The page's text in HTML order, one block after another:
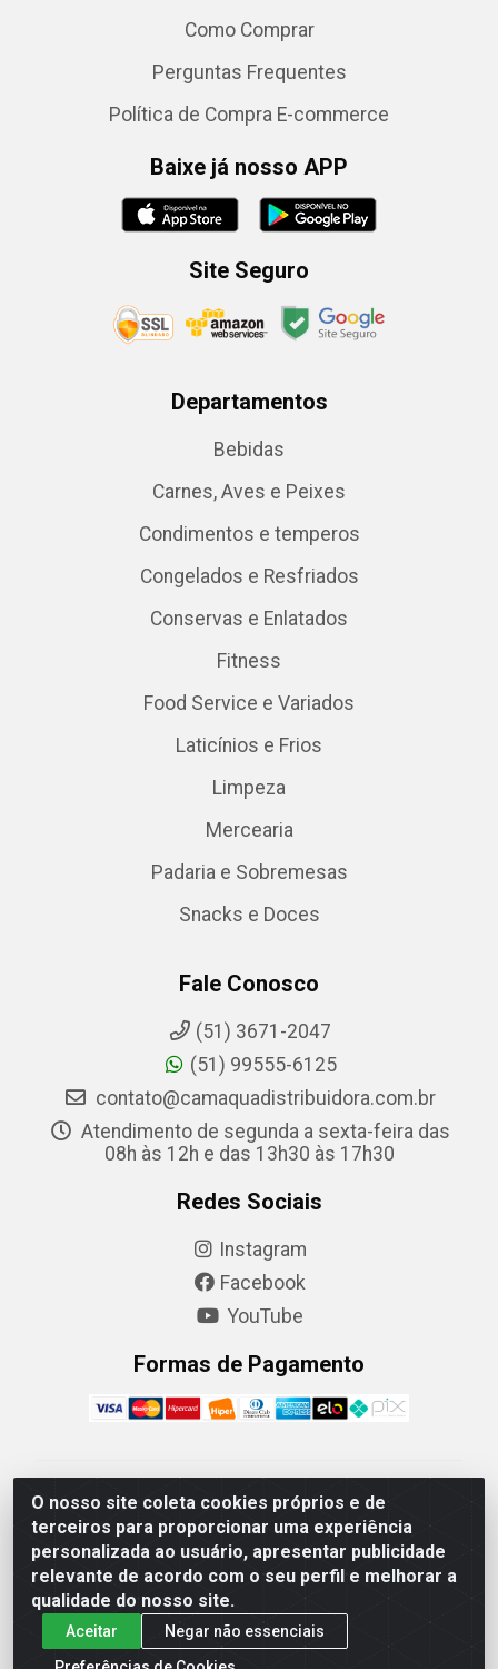
O nosso site coleta cookies próprios e de
terceiros para proporcionar uma experiência
personalizada ao usuário, apresentar publicidade
relevante de acordo com o seu perfil e melhorar a
qualidade do nosso site.
Aceitar
Negar não essenciais
Como Comprar
Perguntas Frequentes
Política de Compra E-commerce
Baixe já nosso APP
Site Seguro
Departamentos
Bebidas
Carnes, Aves e Peixes
Condimentos e temperos
Congelados e Resfriados
Conservas e Enlatados
Fitness
Food Service e Variados
Laticínios e Frios
Limpeza
Mercearia
Padaria e Sobremesas
Snacks e Doces
Fale Conosco
(51) 3671-2047
(51) 99555-6125
contato@camaquadistribuidora.com.br
Atendimento de segunda a sexta-feira das
08h às 12h e das 13h30 às 17h30
Redes Sociais
Instagram
Facebook
YouTube
Formas de Pagamento
Camaquã Distribuidora Ltda - Avenida Conego Luiz W
Hanquet, 1001 - Parque Residencial do Arroio Duro,
Camaquã/RS - CEP 96.789-102 - CNPJ
07.061.124/0001-26